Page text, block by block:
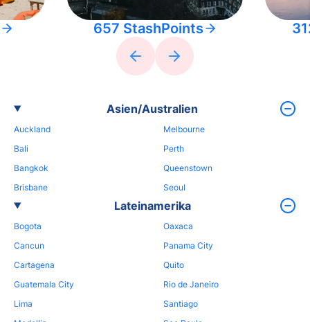
657 StashPoints
Asien/Australien
Auckland
Bali
Bangkok
Brisbane
Melbourne
Perth
Queenstown
Seoul
Lateinamerika
Bogota
Cancun
Cartagena
Guatemala City
Lima
Oaxaca
Panama City
Quito
Rio de Janeiro
Santiago